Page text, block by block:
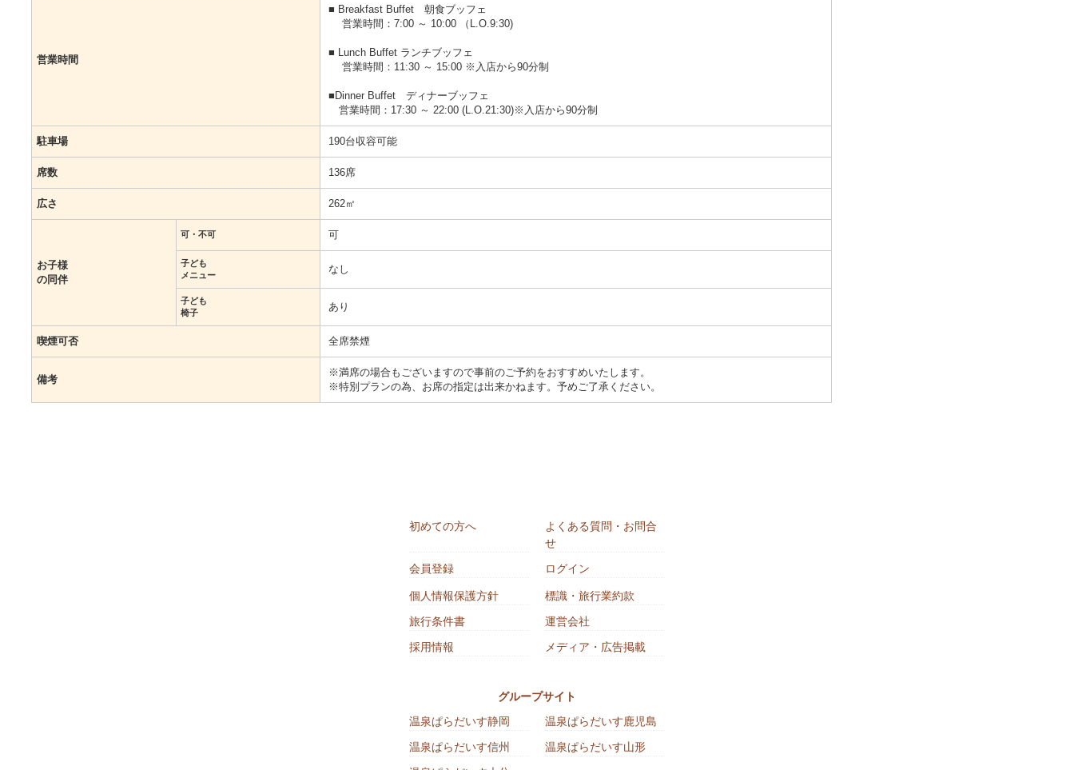
営業時間
■ Breakfast Buffet 朝食ブッフェ
営業時間：7:00 ～ 10:00 （L.O.9:30)
■ Lunch Buffet ランチブッフェ
営業時間：11:30 ～ 15:00 ※入店から90分制
■Dinner Buffet ディナーブッフェ
営業時間：17:30 ～ 22:00 (L.O.21:30)※入店から90分制
駐車場 190台収容可能
席数 136席
広さ 262㎡
お子様
の同伴
可・不可 可
子ども
メニュー
なし
子ども
椅子
あり
喫煙可否 全席禁煙
備考
※満席の場合もございますので事前のご予約をおすすめいたします。
※特別プランの為、お席の指定は出来かねます。予めご了承ください。
初めての方へ
よくある質問・お問合
せ
会員登録
ログイン
個人情報保護方針
標識・旅行業約款
旅行条件書
運営会社
採用情報
メディア・広告掲載
グループサイト
温泉ぱらだいす静岡
温泉ぱらだいす鹿児島
温泉ぱらだいす信州
温泉ぱらだいす山形